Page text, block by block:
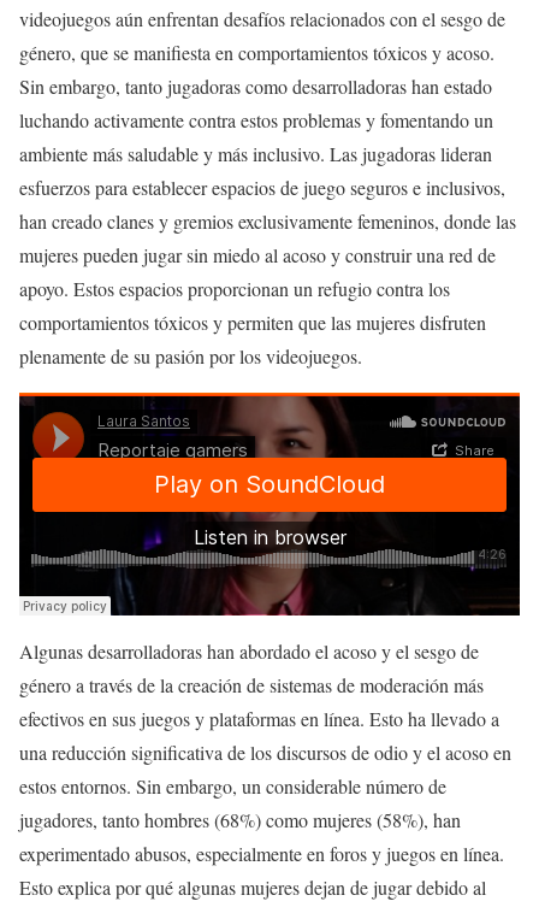
videojuegos aún enfrentan desafíos relacionados con el sesgo de
género, que se manifiesta en comportamientos tóxicos y acoso.
Sin embargo, tanto jugadoras como desarrolladoras han estado
luchando activamente contra estos problemas y fomentando un
ambiente más saludable y más inclusivo. Las jugadoras lideran
esfuerzos para establecer espacios de juego seguros e inclusivos,
han creado clanes y gremios exclusivamente femeninos, donde las
mujeres pueden jugar sin miedo al acoso y construir una red de
apoyo. Estos espacios proporcionan un refugio contra los
comportamientos tóxicos y permiten que las mujeres disfruten
plenamente de su pasión por los videojuegos.
Algunas desarrolladoras han abordado el acoso y el sesgo de
género a través de la creación de sistemas de moderación más
efectivos en sus juegos y plataformas en línea. Esto ha llevado a
una reducción significativa de los discursos de odio y el acoso en
estos entornos. Sin embargo, un considerable número de
jugadores, tanto hombres (68%) como mujeres (58%), han
experimentado abusos, especialmente en foros y juegos en línea.
Esto explica por qué algunas mujeres dejan de jugar debido al